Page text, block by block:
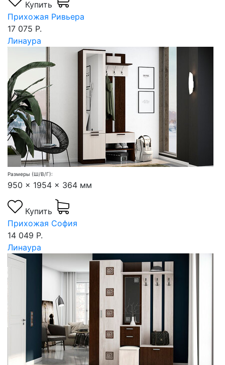
Купить
Прихожая Ривьера
17 075 Р.
Линаура
Размеры (Ш/В/Г):
950 x 1954 x 364 мм
Купить
Прихожая София
14 049 Р.
Линаура